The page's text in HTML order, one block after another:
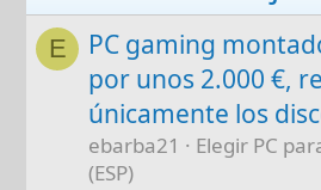
E
PC gaming
por unos 2.000 €,
únicamente los
ebarba21
Elegir PC
(ESP)